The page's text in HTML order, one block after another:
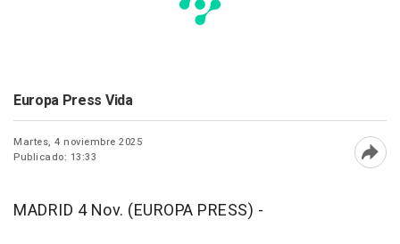
Europa Press Vida
Martes, 4 noviembre 2025
Publicado: 13:33
MADRID 4 Nov. (EUROPA PRESS) -